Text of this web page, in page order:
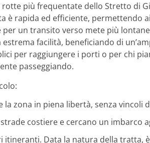
più frequentate dello Stretto di
è rapida ed efficiente,
per un transito verso mete più
facilità, beneficiando di
per raggiungere i porti o per chi
passeggiando.
zona in piena libertà, senza vincoli
costiere e cercano un imbarco
Data la natura della tratta,